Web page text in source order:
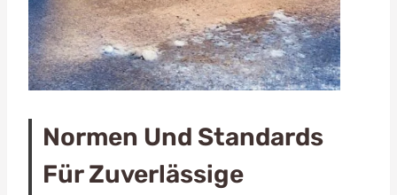
Normen Und Standards
Für Zuverlässige